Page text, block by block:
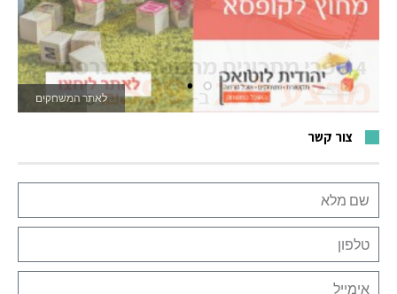
לאתר המשחקים
צור קשר